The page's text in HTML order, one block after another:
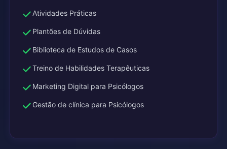
Atividades Práticas
Plantões de Dúvidas
Biblioteca de Estudos de Casos
Treino de Habilidades Terapêuticas
Marketing Digital para Psicólogos
Gestão de clínica para Psicólogos